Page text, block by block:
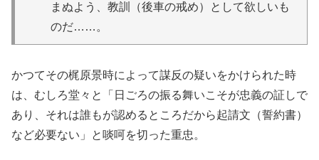
まぬよう、教訓（後車の戒め）として欲しいも
のだ……。
かつてその梶原景時によって謀反の疑いをかけられた時
は、むしろ堂々と「日ごろの振る舞いこそが忠義の証しで
あり、それは誰もが認めるところだから起請文（誓約書）
など必要ない」と啖呵を切った重忠。